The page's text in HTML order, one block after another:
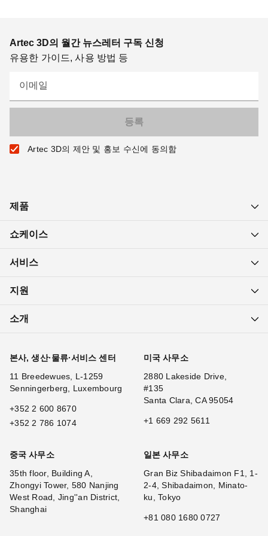
Artec 3D의 월간 뉴스레터 구독 신청
유용한 가이드, 사용 방법 등
이메일
Artec 3D의 제안 및 홍보 수신에 동의함
제품
쇼케이스
서비스
지원
소개
본사, 생산·물류·서비스 센터
11 Breedewues, L-1259
Senningerberg, Luxembourg
+352 2 600 8670
+352 2 786 1074
미국 사무소
2880 Lakeside Drive,
#135
Santa Clara, CA 95054
+1 669 292 5611
중국 사무소
35th floor, Building A,
Zhongyi Tower, 580 Nanjing
West Road, Jing''an District,
Shanghai
일본 사무소
Gran Biz Shibadaimon F1, 1-
2-4, Shibadaimon, Minato-
ku, Tokyo
+81 080 1680 0727